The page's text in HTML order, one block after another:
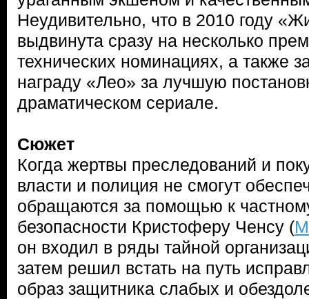
Неудивительно, что в 2010 году
выдвинута сразу на несколько
технических номинациях, а также
награду «Лео» за лучшую
драматическом сериале.
Сюжет
Когда жертвы преследований и
власти и полиция не смогут
обращаются за помощью к
безопасности Кристоферу Ченсу (
он входил в ряды тайной
затем решил встать на путь
образ защитника слабых и